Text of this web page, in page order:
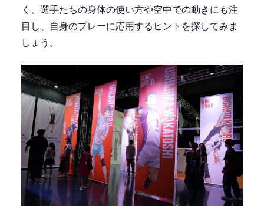
く、選手たちの身体の使い方や空中での動きにも注
目し、自身のプレーに応用するヒントを探してみま
しょう。